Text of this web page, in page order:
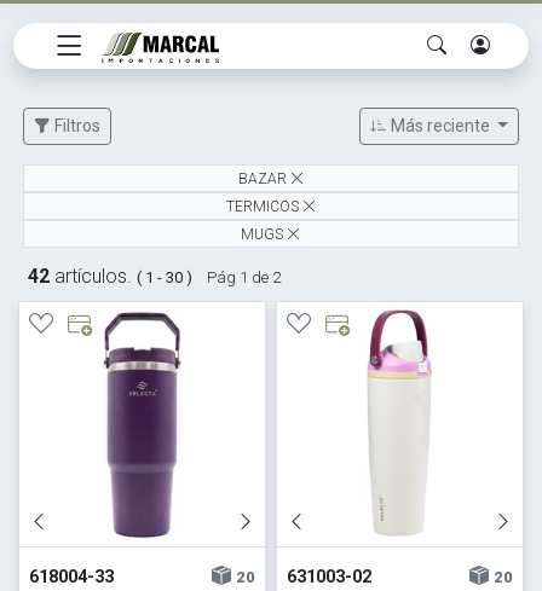
Filtros Más reciente
BAZAR
TERMICOS
MUGS
618004-33
20
631003-02
20
42 artículos.( 1 - 30 ) Pág 1 de 2